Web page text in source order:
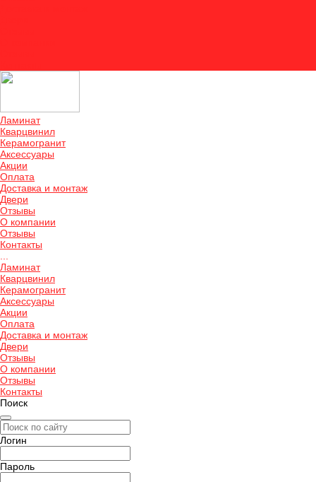
Ламинат
Кварцвинил
Керамогранит
Аксессуары
Акции
Оплата
Доставка и монтаж
Двери
Отзывы
О компании
Отзывы
Контакты
Ламинат
Кварцвинил
Керамогранит
Аксессуары
Акции
Оплата
Доставка и монтаж
Двери
Отзывы
О компании
Отзывы
Контакты
Поиск
Логин
Пароль